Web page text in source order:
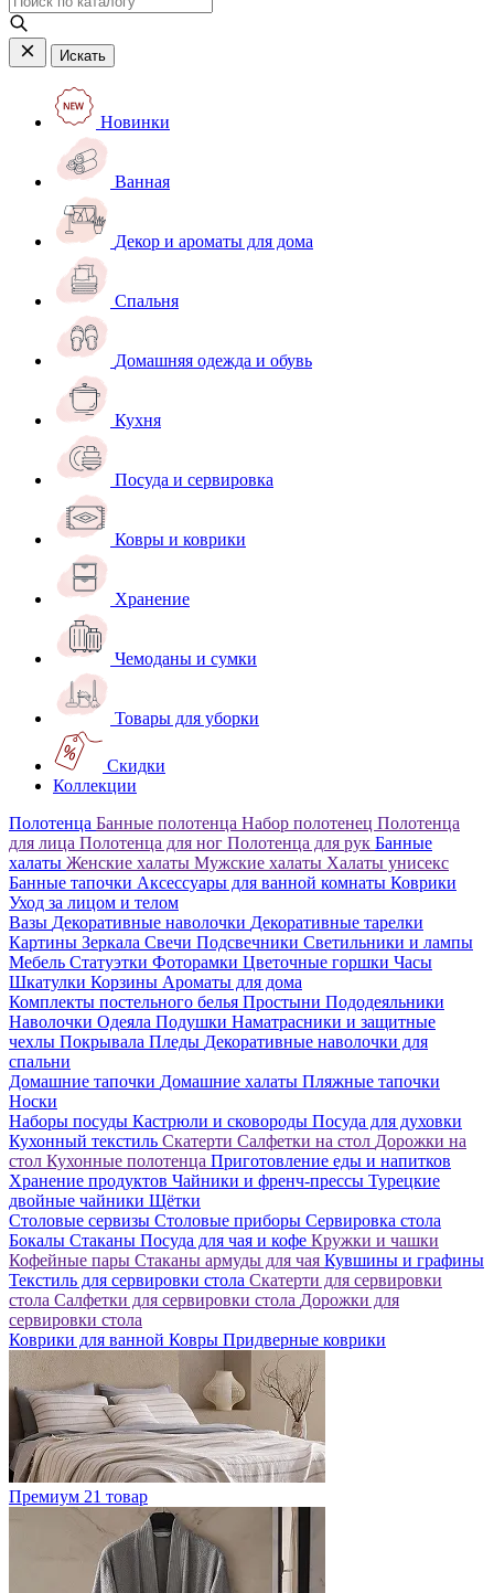
Искать
Новинки
Ванная
Декор и ароматы для дома
Спальня
Домашняя одежда и обувь
Кухня
Посуда и сервировка
Ковры и коврики
Хранение
Чемоданы и сумки
Товары для уборки
Скидки
Коллекции
Полотенца Банные полотенца Набор полотенец Полотенца
для лица Полотенца для ног Полотенца для рук Банные
халаты Женские халаты Мужские халаты Халаты унисекс
Банные тапочки Аксессуары для ванной комнаты Коврики
Уход за лицом и телом
Вазы Декоративные наволочки Декоративные тарелки
Картины Зеркала Свечи Подсвечники Светильники и лампы
Мебель Статуэтки Фоторамки Цветочные горшки Часы
Шкатулки Корзины Ароматы для дома
Комплекты постельного белья Простыни Пододеяльники
Наволочки Одеяла Подушки Наматрасники и защитные
чехлы Покрывала Пледы Декоративные наволочки для
спальни
Домашние тапочки Домашние халаты Пляжные тапочки
Носки
Наборы посуды Кастрюли и сковороды Посуда для духовки
Кухонный текстиль Скатерти Салфетки на стол Дорожки на
стол Кухонные полотенца Приготовление еды и напитков
Хранение продуктов Чайники и френч-прессы Турецкие
двойные чайники Щётки
Столовые сервизы Столовые приборы Сервировка стола
Бокалы Стаканы Посуда для чая и кофе Кружки и чашки
Кофейные пары Стаканы армуды для чая Кувшины и графины
Текстиль для сервировки стола Скатерти для сервировки
стола Салфетки для сервировки стола Дорожки для
сервировки стола
Коврики для ванной Ковры Придверные коврики
Премиум 21 товар